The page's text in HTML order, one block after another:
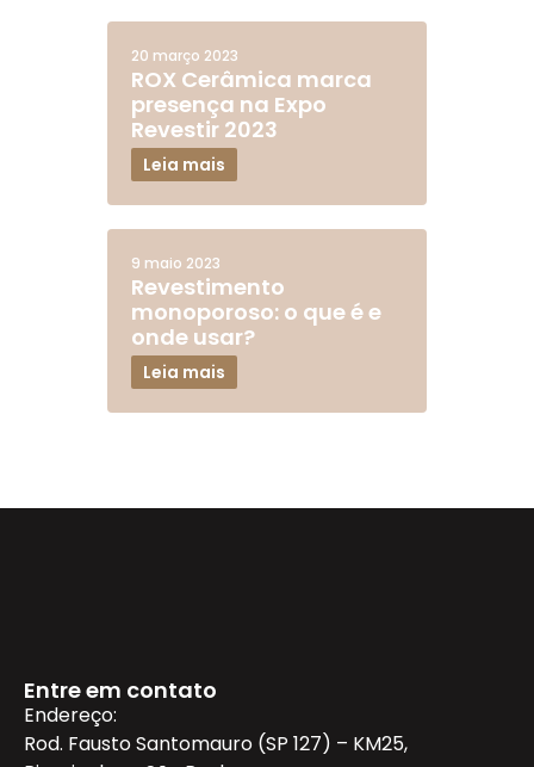
20 março 2023
ROX Cerâmica marca
presença na Expo
Revestir 2023
Leia mais
9 maio 2023
Revestimento
monoporoso: o que é e
onde usar?
Leia mais
Entre em contato
Endereço:
Rod. Fausto Santomauro (SP 127) – KM25,